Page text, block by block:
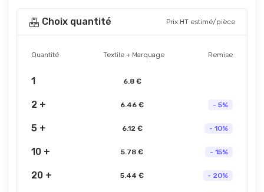
Choix quantité Prix HT estimé/pièce
Quantité Textile + Marquage Remise
1 6.8 €
2 + 6.46 € - 5%
5 + 6.12 € - 10%
10 + 5.78 € - 15%
20 + 5.44 € - 20%